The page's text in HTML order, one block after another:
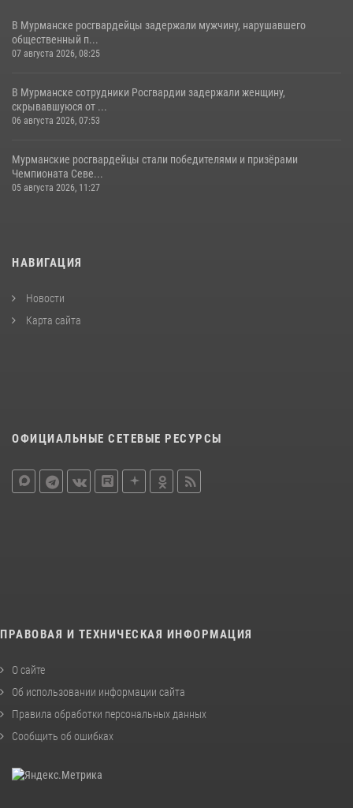
В Мурманске росгвардейцы задержали мужчину, нарушавшего
общественный п...
07 августа 2026, 08:25
В Мурманске сотрудники Росгвардии задержали женщину,
скрывавшуюся от ...
06 августа 2026, 07:53
Мурманские росгвардейцы стали победителями и призёрами
Чемпионата Севе...
05 августа 2026, 11:27
НАВИГАЦИЯ
Новости
Карта сайта
ОФИЦИАЛЬНЫЕ СЕТЕВЫЕ РЕСУРСЫ
ПРАВОВАЯ И ТЕХНИЧЕСКАЯ ИНФОРМАЦИЯ
О сайте
Об использовании информации сайта
Правила обработки персональных данных
Сообщить об ошибках